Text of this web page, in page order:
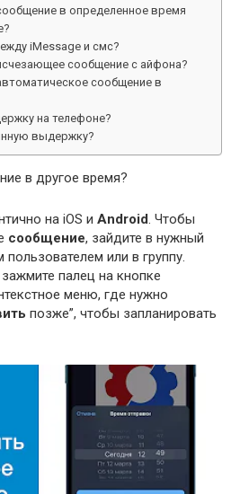
в определенное время
iMessage и смс?
сообщение с айфона?
сообщение в
на телефоне?
выдержку?
в другое время?
на iOS и Android. Чтобы
сообщение, зайдите в нужный
или в группу.
палец на кнопке
меню, где нужно
позже”, чтобы запланировать